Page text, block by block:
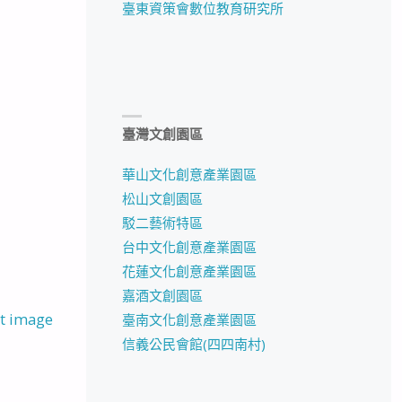
image
臺東資策會數位教育研究所
臺灣文創園區
華山文化創意產業園區
松山文創園區
駁二藝術特區
台中文化創意產業園區
花蓮文化創意產業園區
嘉酒文創園區
臺南文化創意產業園區
信義公民會館(四四南村)